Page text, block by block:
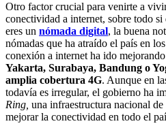
Otro factor crucial para venirte a
conectividad a internet, sobre todo
eres un nómada digital, la buena
nómadas que ha atraído el país en
conexión a internet ha ido
Yakarta, Surabaya, Bandung o
amplia cobertura 4G. Aunque en
todavía es irregular, el gobierno ha
Ring, una infraestructura nacional
mejorar la conectividad en todo el